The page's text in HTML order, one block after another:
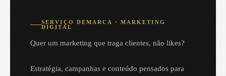
SERVIÇO DEMARCA · MARKETING
DIGITAL
Quer um marketing que traga clientes, não likes?
Estratégia, campanhas e conteúdo pensados para